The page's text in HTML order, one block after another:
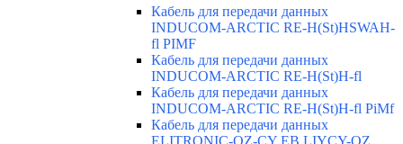
Кабель для передачи данных
INDUCOM-ARCTIC RE-H(St)HSWAH-
fl PIMF
Кабель для передачи данных
INDUCOM-ARCTIC RE-H(St)H-fl
Кабель для передачи данных
INDUCOM-ARCTIC RE-H(St)H-fl PiMf
Кабель для передачи данных